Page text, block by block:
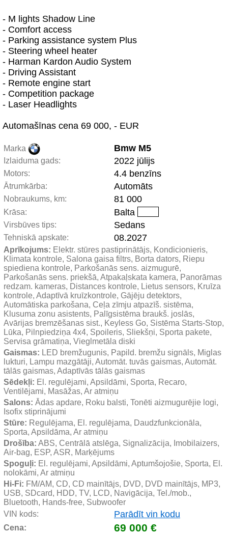
- M lights Shadow Line
- Comfort access
- Parking assistance system Plus
- Steering wheel heater
- Harman Kardon Audio System
- Driving Assistant
- Remote engine start
- Competition package
- Laser Headlights
Automašīnas cena 69 000, - EUR
Marka Bmw M5
Izlaiduma gads: 2022 jūlijs
Motors: 4.4 benzīns
Ātrumkārba: Automāts
Nobraukums, km: 81 000
Krāsa: Balta
Virsbūves tips: Sedans
Tehniskā apskate: 08.2027
Aprīkojums: Elektr. stūres pastiprinātājs, Kondicionieris,
Klimata kontrole, Salona gaisa filtrs, Borta dators, Riepu
spiediena kontrole, Parkošanās sens. aizmugurē,
Parkošanās sens. priekšā, Atpakaļskata kamera, Panorāmas
redzam. kameras, Distances kontrole, Lietus sensors, Kruīza
kontrole, Adaptīvā kruīzkontrole, Gājēju detektors,
Automātiska parkošana, Ceļa zīmju atpazīš. sistēma,
Klusuma zonu asistents, Palīgsistēma braukš. joslās,
Avārijas bremzēšanas sist., Keyless Go, Sistēma Starts-Stop,
Lūka, Pilnpiedziņa 4x4, Spoileris, Sliekšņi, Sporta pakete,
Servisa grāmatiņa, Vieglmetāla diski
Gaismas: LED bremžugunis, Papild. bremžu signāls, Miglas
lukturi, Lampu mazgātāji, Automāt. tuvās gaismas, Automāt.
tālās gaismas, Adaptīvās tālās gaismas
Sēdekļi: El. regulējami, Apsildāmi, Sporta, Recaro,
Ventilējami, Masāžas, Ar atmiņu
Salons: Ādas apdare, Roku balsti, Tonēti aizmugurējie logi,
Isofix stiprinājumi
Stūre: Regulējama, El. regulējama, Daudzfunkcionāla,
Sporta, Apsildāma, Ar atmiņu
Drošība: ABS, Centrālā atslēga, Signalizācija, Imobilaizers,
Air-bag, ESP, ASR, Marķējums
Spoguļi: El. regulējami, Apsildāmi, Aptumšojošie, Sporta, El.
nolokāmi, Ar atmiņu
Hi-Fi: FM/AM, CD, CD mainītājs, DVD, DVD mainītājs, MP3,
USB, SDcard, HDD, TV, LCD, Navigācija, Tel./mob.,
Bluetooth, Hands-free, Subwoofer
VIN kods:
Parādīt vin kodu
Cena: 69 000 €